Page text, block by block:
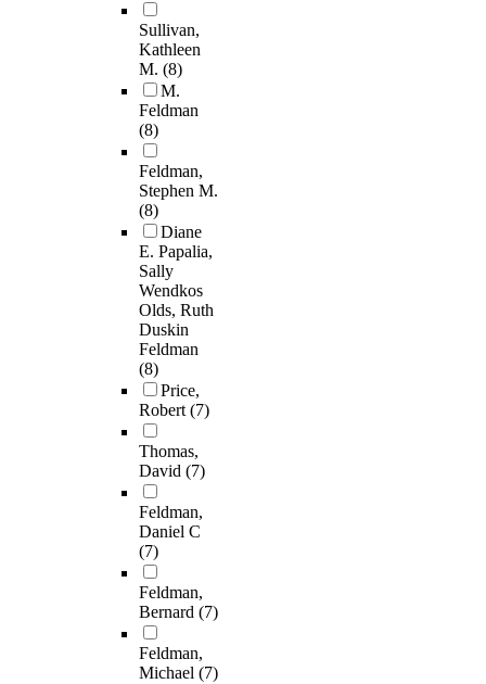
Sullivan,
Kathleen
M. (8)
M.
Feldman
(8)
Feldman,
Stephen M.
(8)
Diane
E. Papalia,
Sally
Wendkos
Olds, Ruth
Duskin
Feldman
(8)
Price,
Robert(7)
Thomas,
David (7)
Feldman,
Daniel C
(7)
Feldman,
Bernard (7)
Feldman,
Michael (7)